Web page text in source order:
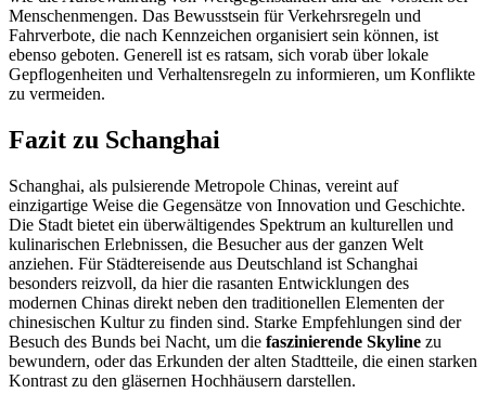
Menschenmengen. Das Bewusstsein für Verkehrsregeln und
Fahrverbote, die nach Kennzeichen organisiert sein können, ist
ebenso geboten. Generell ist es ratsam, sich vorab über lokale
Gepflogenheiten und Verhaltensregeln zu informieren, um Konflikte
zu vermeiden.
Fazit zu Schanghai
Schanghai, als pulsierende Metropole Chinas, vereint auf
einzigartige Weise die Gegensätze von Innovation und Geschichte.
Die Stadt bietet ein überwältigendes Spektrum an kulturellen und
kulinarischen Erlebnissen, die Besucher aus der ganzen Welt
anziehen. Für Städtereisende aus Deutschland ist Schanghai
besonders reizvoll, da hier die rasanten Entwicklungen des
modernen Chinas direkt neben den traditionellen Elementen der
chinesischen Kultur zu finden sind. Starke Empfehlungen sind der
Besuch des Bunds bei Nacht, um die faszinierende Skyline zu
bewundern, oder das Erkunden der alten Stadtteile, die einen starken
Kontrast zu den gläsernen Hochhäusern darstellen.